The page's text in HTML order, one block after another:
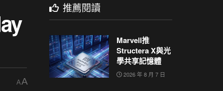
AA
推薦閱讀
Marvell推
Structera X與光
學共享記憶體
2026 年 8 月 7 日